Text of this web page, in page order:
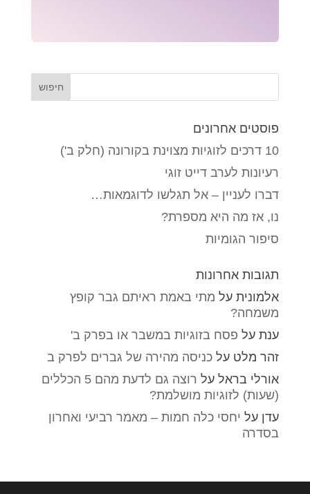
פוסטים אחרונים
10 דרכים לזוגיות מצוינת בקורונה (חלק ב')
רעיונות לערב דייט זוגי
דברו לעניין – אל תגלשו לדוגמאות…
נו, אז מה היא מספרת?
סיפור הגומיות
תגובות אחרונות
אלמוניתעל מתי באמת ראיתם גבר קופץ
משמחה?
ענתעל פסח בזוגיות במשבר או בפרק ב'
זהר מלט על כניסה מהירה של גברים לפרק ב
אורלי בראלעל
רוצה גם לדעת מהם 5 הכללים
(שעות) לזוגיות מושלמת?
עדן על יחסי כלה חמות – מאמר רביעי ואחרון
בסדרה